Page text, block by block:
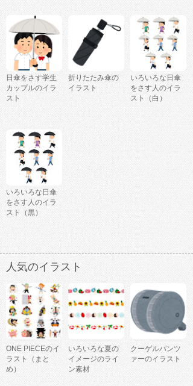
日傘をさす学生
カップルのイラ
スト
折りたたみ傘の
イラスト
いろいろな日傘
をさす人のイラ
スト（白）
いろいろな日傘
をさす人のイラ
スト（黒）
人気のイラスト
ONE PIECEのイ
ラスト（まと
め）
いろいろな夏の
イメージのライ
ン素材
クーゲルパンツ
ァーのイラスト